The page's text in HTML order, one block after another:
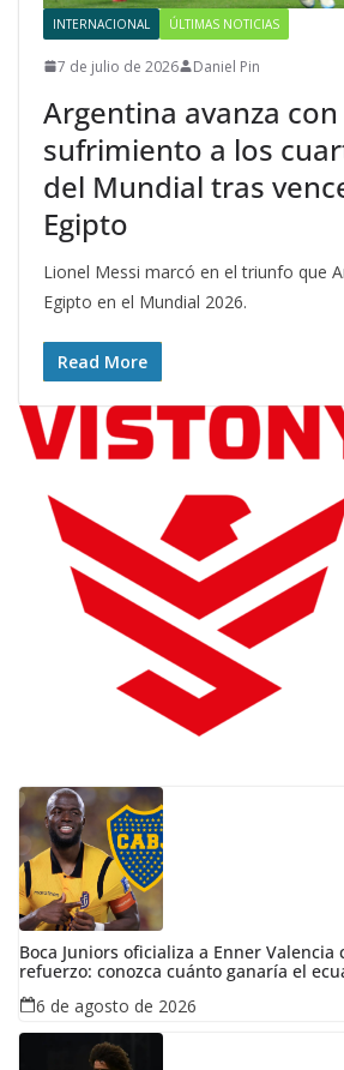
INTERNACIONAL ÚLTIMAS NOTICIAS
7 de julio de 2026 Daniel Pin
Argentina avanza con
sufrimiento a los
del Mundial tras
Egipto
Lionel Messi marcó en el triunfo que
Egipto en el Mundial 2026.
Read More
Boca Juniors oficializa a Enner Valencia
refuerzo: conozca cuánto ganaría el
6 de agosto de 2026